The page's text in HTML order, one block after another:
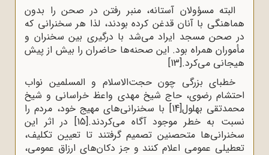
البته مسؤولان آستانه، منبر رفتن در صحن را بدون
هماهنگى با آنان قدغن کرده بودند، لذا هر سخنرانی که
در صحن مسجد ایراد می‌شد با درگیری بین سخنران و
مأموران همراه بود. این صحنه‌ها حاضران را بیش از پیش
هیجانى می‌کرد.[13]
خطبای بزرگی چون حجت‌الاسلام و المسلمین نواب
احتشام رضوی، حاج شیخ مهدی واعظ خراسانی و شیخ
محمدتقی بهلول[14] با سخنرانى‌هاى مهیج خود، مردم را
نسبت به خطر موجود آگاه می‌کردند.[15] در اثر این
سخنرانى‌ها متحصنین تصمیم گرفتند تا تعیین تکلیف،
تعطیلی عمومى اعلام کنند و جز دکان‌هاى ارزاق عمومى،